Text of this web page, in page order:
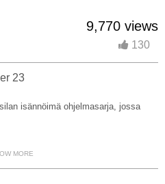
9,770 views
130
23
isännöimä ohjelmasarja, jossa
MORE